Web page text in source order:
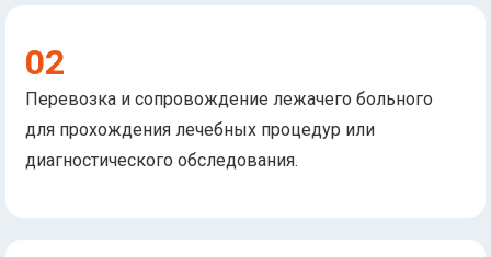
02
Перевозка и сопровождение лежачего больного
для прохождения лечебных процедур или
диагностического обследования.